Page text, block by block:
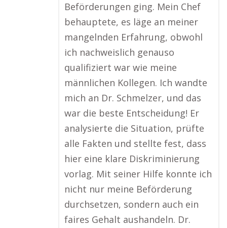
Beförderungen ging. Mein Chef
behauptete, es läge an meiner
mangelnden Erfahrung, obwohl
ich nachweislich genauso
qualifiziert war wie meine
männlichen Kollegen. Ich wandte
mich an Dr. Schmelzer, und das
war die beste Entscheidung! Er
analysierte die Situation, prüfte
alle Fakten und stellte fest, dass
hier eine klare Diskriminierung
vorlag. Mit seiner Hilfe konnte ich
nicht nur meine Beförderung
durchsetzen, sondern auch ein
faires Gehalt aushandeln. Dr.